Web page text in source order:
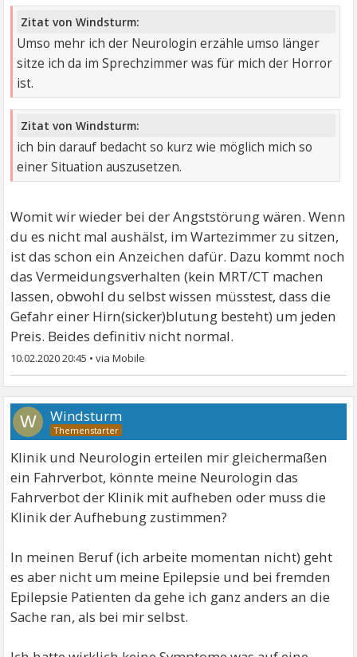
Zitat von Windsturm:
Umso mehr ich der Neurologin erzähle umso länger
sitze ich da im Sprechzimmer was für mich der Horror
ist.
Zitat von Windsturm:
ich bin darauf bedacht so kurz wie möglich mich so
einer Situation auszusetzen.
Womit wir wieder bei der Angststörung wären. Wenn
du es nicht mal aushälst, im Wartezimmer zu sitzen,
ist das schon ein Anzeichen dafür. Dazu kommt noch
das Vermeidungsverhalten (kein MRT/CT machen
lassen, obwohl du selbst wissen müsstest, dass die
Gefahr einer Hirn(sicker)blutung besteht) um jeden
Preis. Beides definitiv nicht normal.
10.02.2020 20:45 •
W Windsturm
Klinik und Neurologin erteilen mir gleichermaßen
ein Fahrverbot, könnte meine Neurologin das
Fahrverbot der Klinik mit aufheben oder muss die
Klinik der Aufhebung zustimmen?
In meinen Beruf (ich arbeite momentan nicht) geht
es aber nicht um meine Epilepsie und bei fremden
Epilepsie Patienten da gehe ich ganz anders an die
Sache ran, als bei mir selbst.